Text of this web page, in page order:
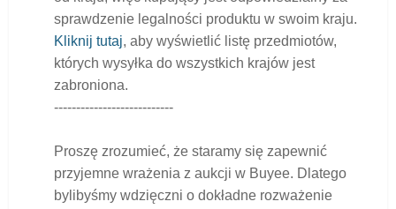
sprawdzenie legalności produktu w swoim kraju.
Kliknij tutaj, aby wyświetlić listę przedmiotów,
których wysyłka do wszystkich krajów jest
zabroniona.
---------------------------
Proszę zrozumieć, że staramy się zapewnić
przyjemne wrażenia z aukcji w Buyee. Dlatego
bylibyśmy wdzięczni o dokładne rozważenie